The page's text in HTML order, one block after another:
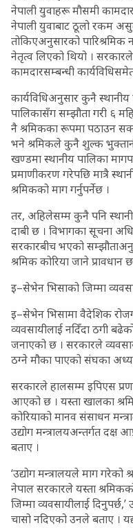
नेपाली युवाहरू मौसमी
नेपाली युवाबाट ठूलो रकम
तोकिएअनुसारको
नेतृत्व लिएको थियो ।
कामदारसम्बन्धी
कार्यविधिअनुसार कुनै स्थानीय
पालिकासँग सम्झौता गरी ६
नै श्रमिकका रूपमा पठाउन
भने श्रमिकले कुनै शुल्क
खण्डमा स्थानीय पालिका
प्रमाणीकरण गरेपछि मात्रै
श्रमिकको माग गर्नुपर्नेछ ।
तर, अहिलेसम्म कुनै पनि
दाबी छ । विभागका सूचना
सरकारबीच भएको
श्रमिक कोरिया जाने प्रावधान
इ–सेभेन भिसाको जिम्मा
इ–सेभेन भिसामा वैदेशिक
व्यवसायीलाई नदिँदा ठगी
जनाएको छ । सरकारले
ठग्ने मौका पाएको संघका
सरकारले हालसम्म इपिएस
आएको छ । यस्ता खालका
कोरियाको मानव संसाधन
उद्योग मन्त्रालयअन्तर्गत
बताए ।
‘उद्योग मन्त्रालयले माग
नेपाल सरकारले यस्ता
जिम्मा व्यवसायीलाई
चासो नदिएको उनले बताए ।